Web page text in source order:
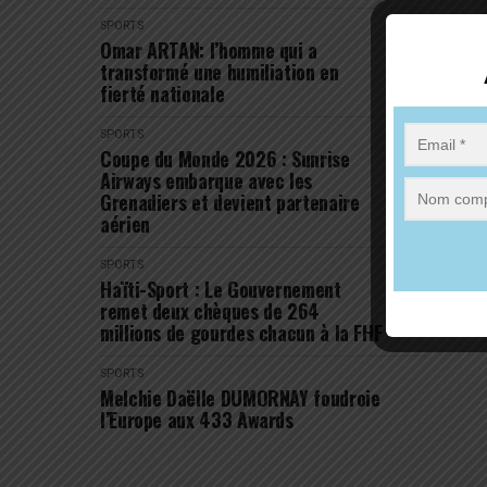
SPORTS
Omar ARTAN: l’homme qui a
transformé une humiliation en
fierté nationale
SPORTS
Coupe du Monde 2026 : Sunrise
Airways embarque avec les
Grenadiers et devient partenaire
aérien
SPORTS
Haïti-Sport : Le Gouvernement
remet deux chèques de 264
millions de gourdes chacun à la FHF
SPORTS
Melchie Daëlle DUMORNAY foudroie
l’Europe aux 433 Awards